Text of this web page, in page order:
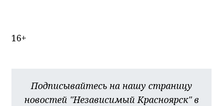
16+
Подписывайтесь на нашу страницу
новостей "Независимый Красноярск" в